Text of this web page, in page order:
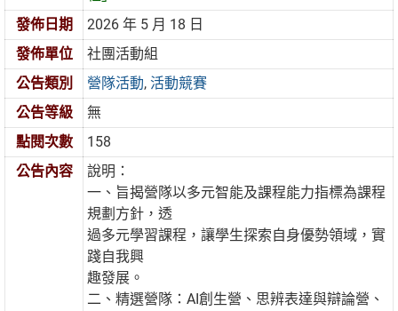
發佈日期
2026 年 5 月 18 日
發佈單位
社團活動組
公告類別
營隊活動,活動競賽
公告等級
無
點閱次數
158
公告內容
說明：
一、旨揭營隊以多元智能及課程能力指標為課程
規劃方針，透
過多元學習課程，讓學生探索自身優勢領域，實
踐自我興
趣發展。
二、精選營隊：AI創生營、思辨表達與辯論營、